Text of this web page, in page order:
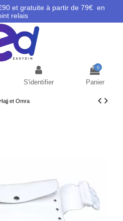
et gratuite à partir de 79€ en
relais
S'identifier
0
Panier
et Omra